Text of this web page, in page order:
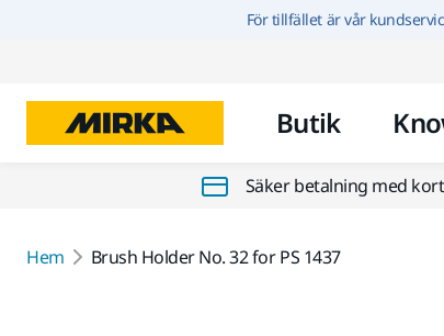
För tillfället är vår
Butik
Säker betalning med kort
Hem Brush Holder No. 32 for PS 1437